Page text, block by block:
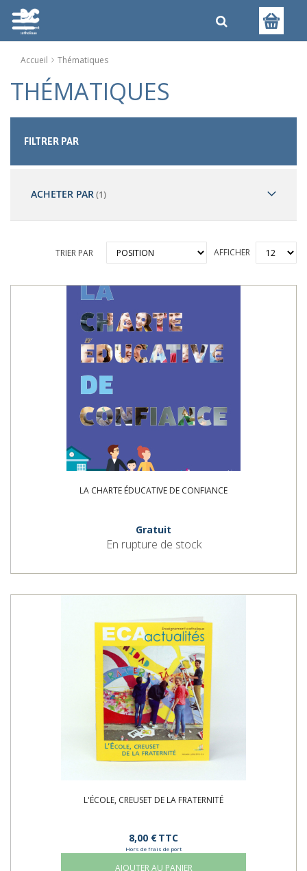
Accueil Thématiques
THÉMATIQUES
AFFICHER
TRIER PAR
LA CHARTE ÉDUCATIVE DE CONFIANCE
Gratuit
En rupture de stock
L'ÉCOLE, CREUSET DE LA FRATERNITÉ
8,00 €TTC
Hors de frais de port
AJOUTER AU PANIER
FILTRER PAR
ACHETER PAR